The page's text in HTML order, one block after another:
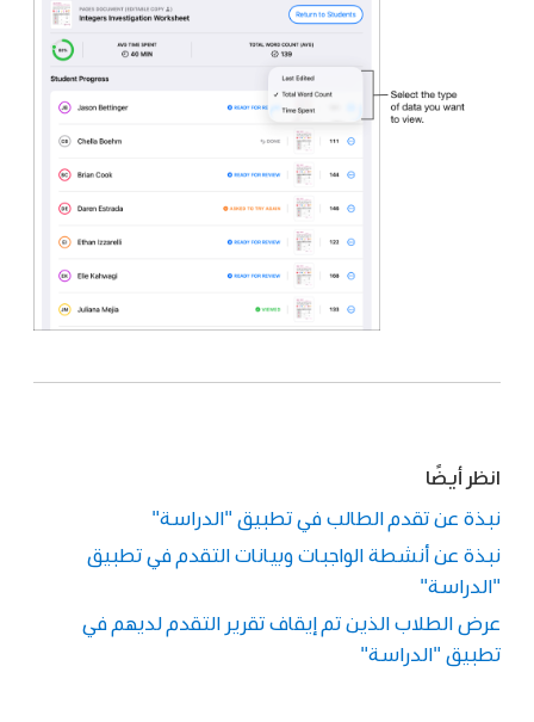
انظر أيضًا
نبذة عن تقدم الطالب في تطبيق "الدراسة"
نبذة عن أنشطة الواجبات وبيانات التقدم في تطبيق
"الدراسة"
عرض الطلاب الذين تم إيقاف تقرير التقدم لديهم في
تطبيق "الدراسة"